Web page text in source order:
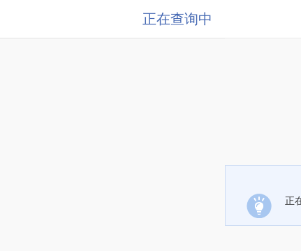
正在查询中
正